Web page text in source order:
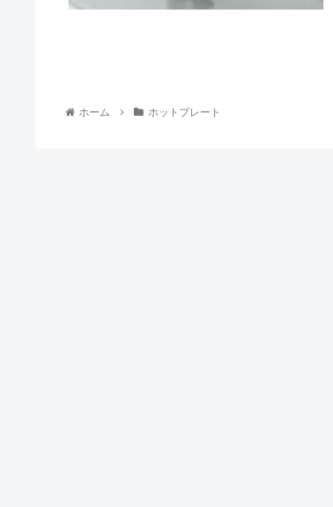
ホーム ホットプレート